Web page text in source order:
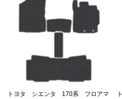
トヨタ シエンタ 170系 フロアマ